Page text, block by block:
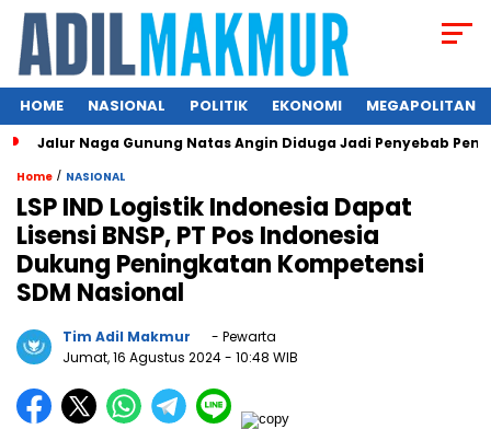
HOME NASIONAL POLITIK EKONOMI MEGAPOLITAN
Jalur Naga Gunung Natas Angin Diduga Jadi Penyebab
Home / NASIONAL
LSP IND Logistik Indonesia Dapat
Lisensi BNSP, PT Pos Indonesia
Dukung Peningkatan Kompetensi
SDM Nasional
Tim Adil Makmur
- Pewarta
Jumat, 16 Agustus 2024- 10:48 WIB